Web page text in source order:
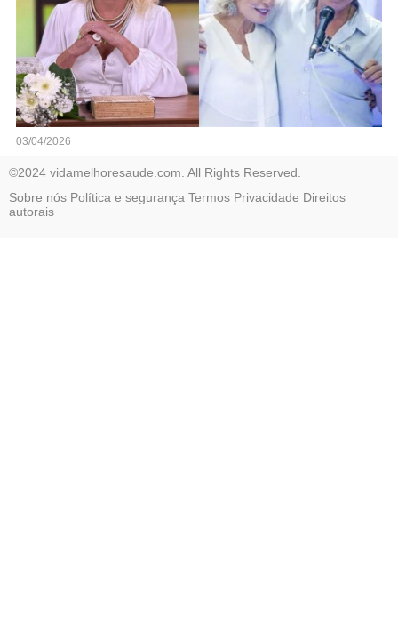
03/04/2026
©2024 vidamelhoresaude.com. All Rights Reserved.
Sobre nós Política e segurança Termos Privacidade Direitos
autorais